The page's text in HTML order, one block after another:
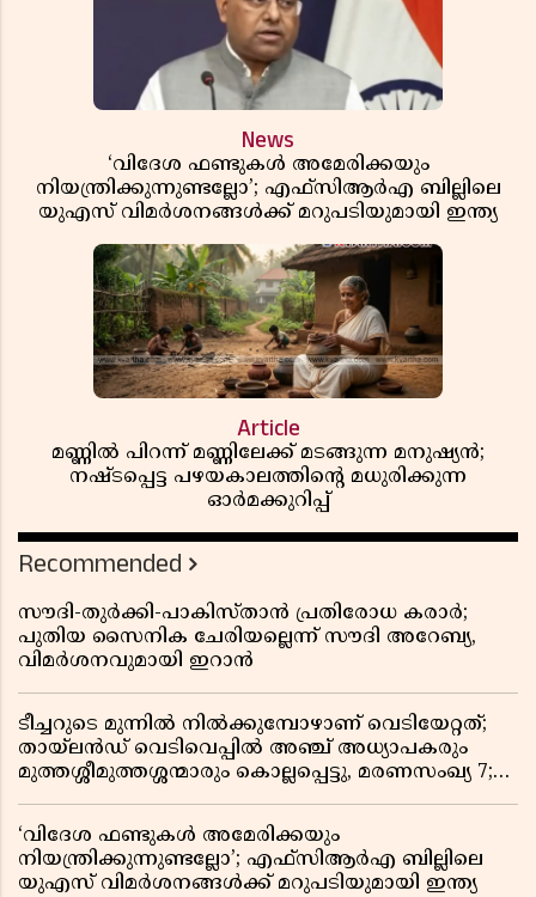
News
‘വിദേശ ഫണ്ടുകൾ അമേരിക്കയും
നിയന്ത്രിക്കുന്നുണ്ടല്ലോ’; എഫ്സിആർഎ ബില്ലിലെ
യുഎസ് വിമർശനങ്ങൾക്ക് മറുപടിയുമായി ഇന്ത്യ
Article
മണ്ണിൽ പിറന്ന് മണ്ണിലേക്ക് മടങ്ങുന്ന മനുഷ്യൻ;
നഷ്ടപ്പെട്ട പഴയകാലത്തിൻ്റെ മധുരിക്കുന്ന
ഓർമക്കുറിപ്പ്
Recommended
സൗദി-തുർക്കി-പാകിസ്താൻ പ്രതിരോധ കരാർ;
പുതിയ സൈനിക ചേരിയല്ലെന്ന് സൗദി അറേബ്യ,
വിമർശനവുമായി ഇറാൻ
ടീച്ചറുടെ മുന്നിൽ നിൽക്കുമ്പോഴാണ് വെടിയേറ്റത്;
തായ്‌ലൻഡ് വെടിവെപ്പിൽ അഞ്ച് അധ്യാപകരും
മുത്തശ്ശീമുത്തശ്ശന്മാരും കൊല്ലപ്പെട്ടു, മരണസംഖ്യ 7;
‘വിദേശ ഫണ്ടുകൾ അമേരിക്കയും
നിയന്ത്രിക്കുന്നുണ്ടല്ലോ’; എഫ്സിആർഎ ബില്ലിലെ
യുഎസ് വിമർശനങ്ങൾക്ക് മറുപടിയുമായി ഇന്ത്യ